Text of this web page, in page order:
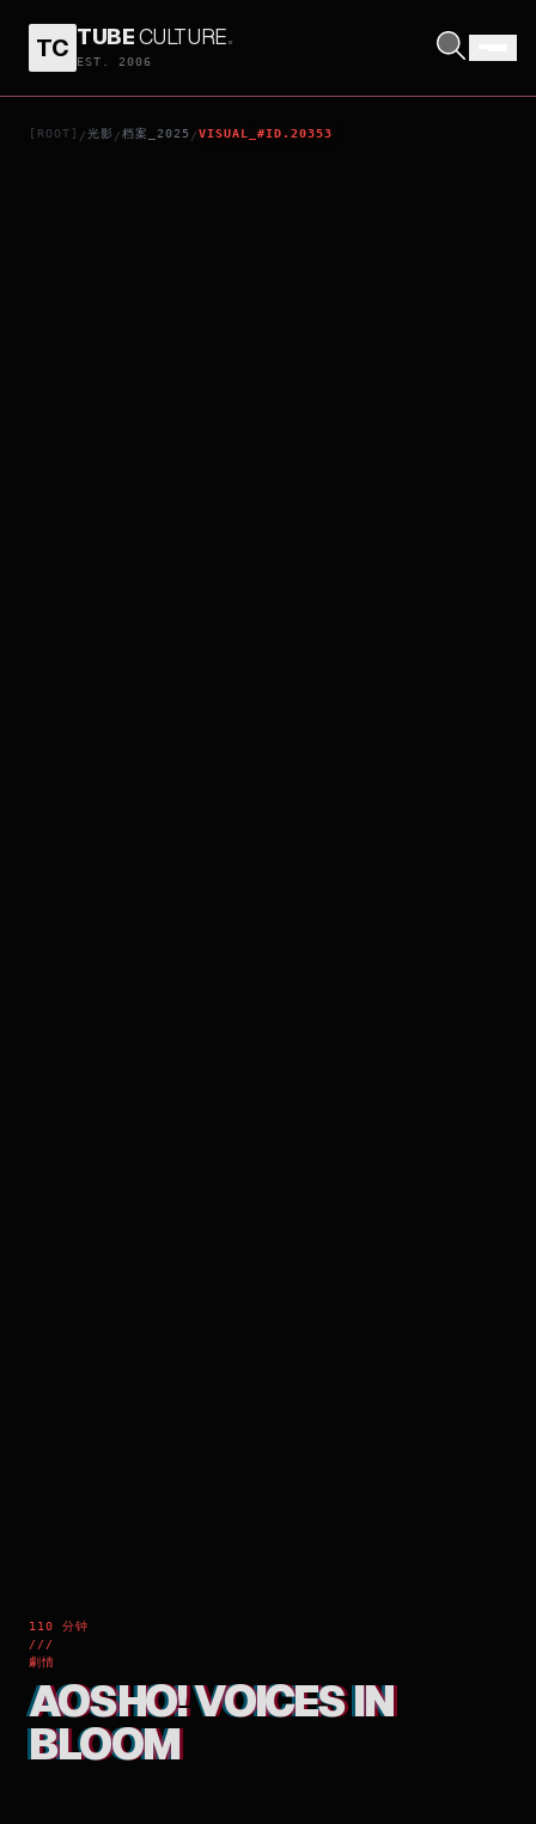
TC TUBECULTURE.
EST. 2006
[ROOT] /光影 /档案_2025 /VISUAL_#ID.20353
110 分钟
///
劇情
AOSHO! VOICES IN
BLOOM
AOSHO! VOICES IN BLOOM